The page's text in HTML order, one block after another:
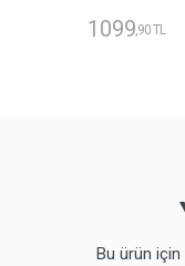
1099,90 TL
Bu ürün için